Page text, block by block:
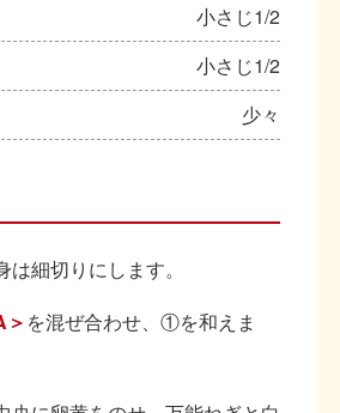
小さじ1/2
小さじ1/2
少々
細切りにします。
＞ を混ぜ合わせ、①を和えま